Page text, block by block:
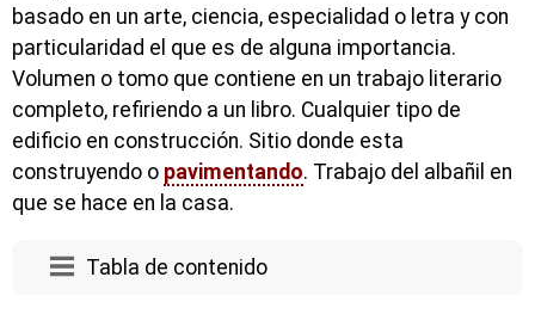
basado en un arte, ciencia, especialidad o letra y con
particularidad el que es de alguna importancia.
Volumen o tomo que contiene en un trabajo literario
completo, refiriendo a un libro. Cualquier tipo de
edificio en construcción. Sitio donde esta
construyendo o pavimentando. Trabajo del albañil en
que se hace en la casa.
Tabla de contenido